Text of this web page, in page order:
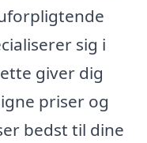
sig i
giver dig
priser og
bedst til dine